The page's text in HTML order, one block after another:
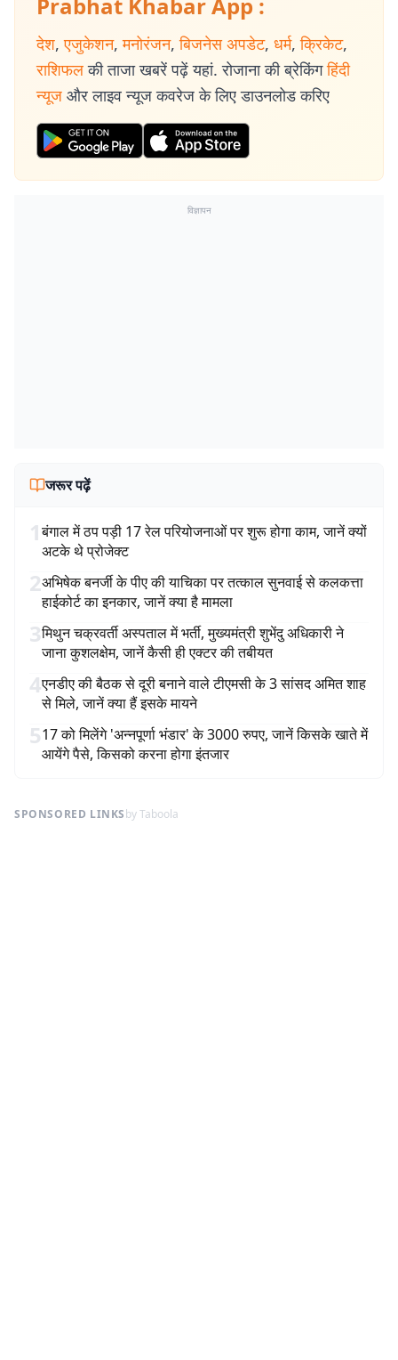
देश, एजुकेशन, मनोरंजन, बिजनेस अपडेट, धर्म, क्रिकेट,
राशिफल की ताजा खबरें पढ़ें यहां. रोजाना की ब्रेकिंग हिंदी
न्यूज और लाइव न्यूज कवरेज के लिए डाउनलोड करिए
विज्ञापन
जरूर पढ़ें
1बंगाल में ठप पड़ी 17 रेल परियोजनाओं पर शुरू होगा काम, जानें क्यों
अटके थे प्रोजेक्ट
2अभिषेक बनर्जी के पीए की याचिका पर तत्काल सुनवाई से कलकत्ता
हाईकोर्ट का इनकार, जानें क्या है मामला
3मिथुन चक्रवर्ती अस्पताल में भर्ती, मुख्यमंत्री शुभेंदु अधिकारी ने
जाना कुशलक्षेम, जानें कैसी ही एक्टर की तबीयत
4एनडीए की बैठक से दूरी बनाने वाले टीएमसी के 3 सांसद अमित शाह
से मिले, जानें क्या हैं इसके मायने
517 को मिलेंगे 'अन्नपूर्णा भंडार' के 3000 रुपए, जानें किसके खाते में
आयेंगे पैसे, किसको करना होगा इंतजार
SPONSORED LINKSby Taboola